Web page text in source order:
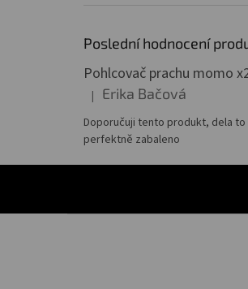
Poslední hodnocení
Hodnocení produktu je 5 z 5
| Erika Bačová
Doporučuji tento produkt, dela to
perfektně zabaleno